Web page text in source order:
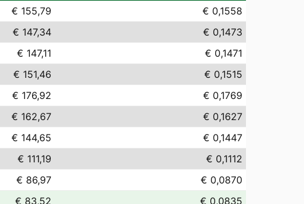
€ 155,79
€ 0,1558
€ 147,34
€ 0,1473
€ 147,11
€ 0,1471
€ 151,46
€ 0,1515
€ 176,92
€ 0,1769
€ 162,67
€ 0,1627
€ 144,65
€ 0,1447
€ 111,19
€ 0,1112
€ 86,97
€ 0,0870
€ 83,52
€ 0,0835